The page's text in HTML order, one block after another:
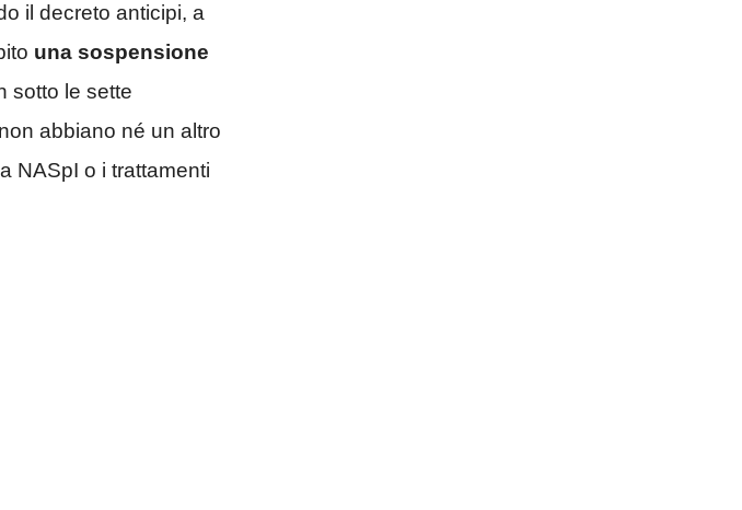
il decreto anticipi, a
una sospensione
sotto le sette
abbiano né un altro
NASpI o i trattamenti